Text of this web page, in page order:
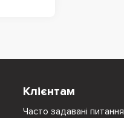
Клієнтам
Часто задавані питання